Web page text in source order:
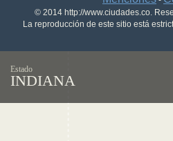
© 2014 http://www.ciudades.co.
La reproducción de este sitio está
Estado
INDIANA